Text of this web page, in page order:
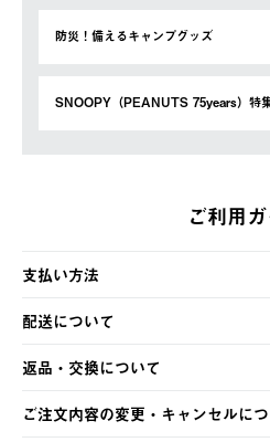
防災！備えるキャンプグッズ
SNOOPY（PEANUTS 75years）特
ご利用
支払い方法
以下のいずれかの方法でお支払いい
・クレジットカード決済
・コンビニ決済
・Pay-easy決済
配送について
【発送スケジュール】
ご注文・ご入金完了より2営業日以
土日祝の発送はございませんので
の発送となる場合がございます。
返品・交換について
※お客様都合の場合
ご注文内容の変更・キャンセルに